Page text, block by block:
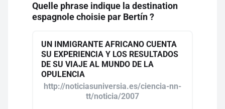
Quelle phrase indique la destination
espagnole choisie par Bertín ?
UN INMIGRANTE AFRICANO CUENTA
SU EXPERIENCIA Y LOS RESULTADOS
DE SU VIAJE AL MUNDO DE LA
OPULENCIA
http://noticiasuniversia.es/ciencia-nn-
tt/noticia/2007